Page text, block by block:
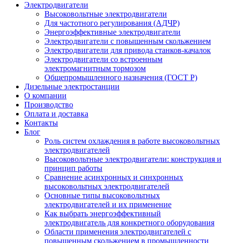
Электродвигатели
Высоковольтные электродвигатели
Для частотного регулирования (АДЧР)
Энергоэффективные электродвигатели
Электродвигатели с повышенным скольжением
Электродвигатели для привода станков-качалок
Электродвигатели со встроенным
электромагнитным тормозом
Общепромышленного назначения (ГОСТ Р)
Дизельные электростанции
О компании
Производство
Оплата и доставка
Контакты
Блог
Роль систем охлаждения в работе высоковольтных
электродвигателей
Высоковольтные электродвигатели: конструкция и
принцип работы
Сравнение асинхронных и синхронных
высоковольтных электродвигателей
Основные типы высоковольтных
электродвигателей и их применение
Как выбрать энергоэффективный
электродвигатель для конкретного оборудования
Области применения электродвигателей с
повышенным скольжением в промышленности